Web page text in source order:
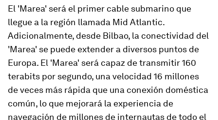
El 'Marea' será el primer cable submarino que
llegue a la región llamada Mid Atlantic.
Adicionalmente, desde Bilbao, la conectividad del
'Marea' se puede extender a diversos puntos de
Europa. El 'Marea' será capaz de transmitir 160
terabits por segundo, una velocidad 16 millones
de veces más rápida que una conexión doméstica
común, lo que mejorará la experiencia de
navegación de millones de internautas de todo el